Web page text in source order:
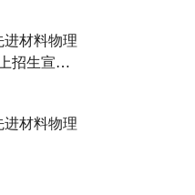
材料物理
招生宣讲
材料物理